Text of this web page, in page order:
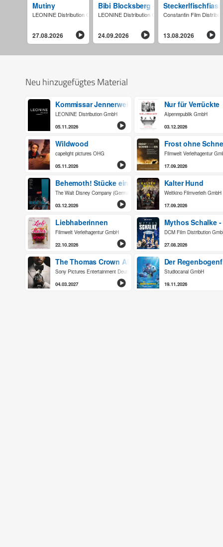
Mutiny
LEONINE Distribution GmbH
27.08.2026
Bibi Blocksberg - Die total verhexte
LEONINE Distribution GmbH
24.09.2026
Constantin Film
13.08.2026
Neu hinzugefügtes Material
Kommissar Jennerwein - Hochsaison
LEONINE Distribution GmbH
05.11.2026
Nur für Verrückte
Alpenrepublik GmbH
03.12.2026
Wildwood
capelight pictures OHG
05.11.2026
Frost ohne
Filmwelt Verleihagentur
17.09.2026
Behemoth! Stücke eines Lebens
The Walt Disney Company (Germany) GmbH
03.12.2026
Kalter Hund
Weltkino Filmverleih GmbH
17.09.2026
Liebhaberinnen
Filmwelt Verleihagentur GmbH
22.10.2026
Mythos Schalke
DCM Film Distribution
27.08.2026
The Thomas Crown Affair
Sony Pictures Entertainment Deutschland GmbH
04.03.2027
Der
Studiocanal GmbH
19.11.2026